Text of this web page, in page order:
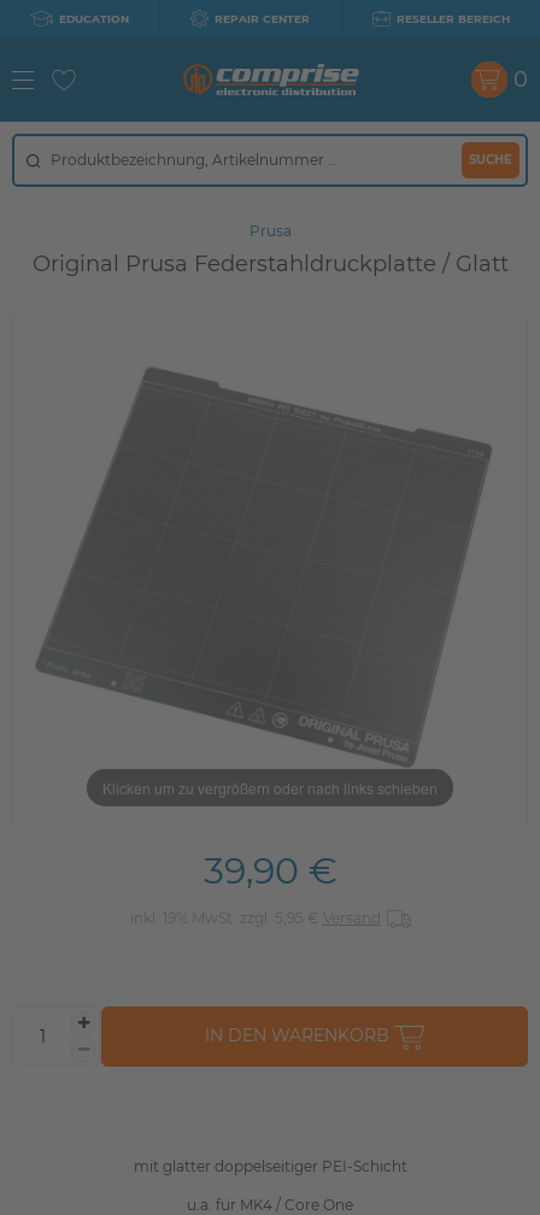
EDUCATION REPAIR CENTER RESELLER BEREICH
SUCHE
0
Prusa
Original Prusa Federstahldruckplatte / Glatt
Klicken um zu vergrößern oder nach links schieben
mit glatter doppelseitiger PEI-Schicht
u.a. für MK4 / Core One
39,90 €
inkl. 19% MwSt. zzgl. 5,95 € Versand
IN DEN WARENKORB